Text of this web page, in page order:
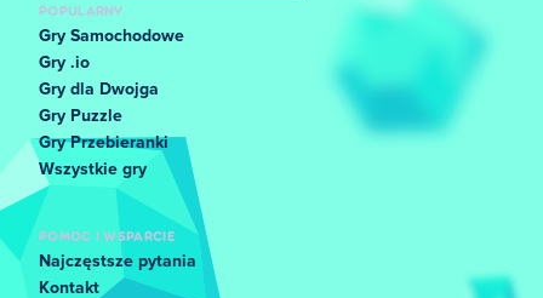
POPULARNY
Gry Samochodowe
Gry .io
Gry dla Dwojga
Gry Puzzle
Gry Przebieranki
Wszystkie gry
POMOC I WSPARCIE
Najczęstsze pytania
Kontakt